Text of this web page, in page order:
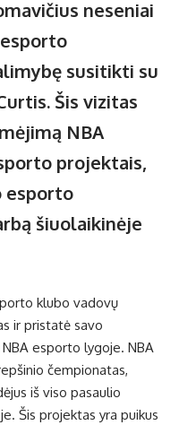
neseniai
susitikti su
Šis vizitas
NBA
projektais,
esporto
šiuolaikinėje
klubo vadovų
ir pristatė savo
esporto lygoje. NBA
čempionatas,
iš viso pasaulio
Šis projektas yra puikus